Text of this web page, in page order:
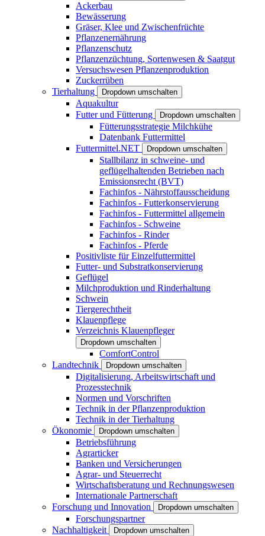
Ackerbau
Bewässerung
Gräser, Klee und Zwischenfrüchte
Pflanzenernährung
Pflanzenschutz
Pflanzenzüchtung, Sortenwesen & Saatgut
Versuchswesen Pflanzenproduktion
Zuckerrüben
Tierhaltung
Dropdown umschalten
Aquakultur
Futter und Fütterung
Dropdown umschalten
Fütterungsstrategie Milchkühe
Datenbank Futtermittel
Futtermittel.NET
Dropdown umschalten
Stallbilanz in schweine- und
geflügelhaltenden Betrieben nach
Emissionsrecht (BVT)
Fachinfos - Nährstoffausscheidung
Fachinfos - Futterkonservierung
Fachinfos - Futtermittel allgemein
Fachinfos - Schweine
Fachinfos - Rinder
Fachinfos - Pferde
Positivliste für Einzelfuttermittel
Futter- und Substratkonservierung
Geflügel
Milchproduktion und Rinderhaltung
Schwein
Tiergerechtheit
Klauenpflege
Verzeichnis Klauenpfleger
Dropdown umschalten
ComfortControl
Landtechnik
Dropdown umschalten
Digitalisierung, Arbeitswirtschaft und
Prozesstechnik
Normen und Vorschriften
Technik in der Pflanzenproduktion
Technik in der Tierhaltung
Ökonomie
Dropdown umschalten
Betriebsführung
Agrarticker
Banken und Versicherungen
Agrar- und Steuerrecht
Wirtschaftsberatung und Rechnungswesen
Internationale Partnerschaft
Forschung und Innovation
Dropdown umschalten
Forschungspartner
Nachhaltigkeit
Dropdown umschalten